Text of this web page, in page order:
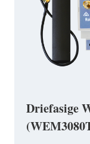
Driefasige